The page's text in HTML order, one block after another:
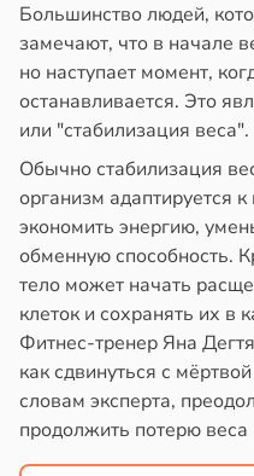
в19:58
Большинство людей,
замечают, что в начале
но наступает момент,
останавливается. Это
или "стабилизация веса".
Обычно стабилизация
организм адаптируется
экономить энергию,
обменную способность.
тело может начать
клеток и сохранять их в
Фитнес-тренер Яна
как сдвинуться с
словам эксперта,
продолжить потерю
в